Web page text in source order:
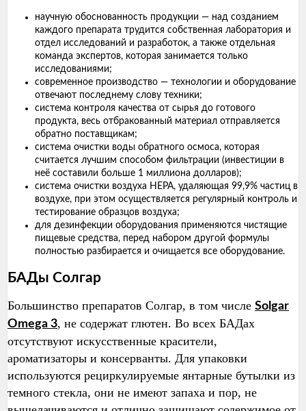
научную обоснованность продукции — над созданием
каждого препарата трудится собственная лаборатория и
отдел исследований и разработок, а также отдельная
команда экспертов, которая занимается только
исследованиями;
современное производство — технологии и оборудование
отвечают последнему слову техники;
система контроля качества от сырья до готового
продукта, весь отбракованный материал отправляется
обратно поставщикам;
система очистки воды обратного осмоса, которая
считается лучшим способом фильтрации (инвестиции в
неё составили больше 1 миллиона долларов);
система очистки воздуха HEPA, удаляющая 99,9% частиц в
воздухе, при этом осуществляется регулярный контроль и
тестирование образцов воздуха;
для дезинфекции оборудования применяются чистящие
пищевые средства, перед набором другой формулы
полностью разбирается и очищается все оборудование.
БАДы Солгар
Большинство препаратов Солгар, в том числе Solgar
Omega 3, не содержат глютен. Во всех БАДах
отсутствуют искусственные красители,
ароматизаторы и консерванты. Для упаковки
используются рециркулируемые янтарные бутылки из
темного стекла, они не имеют запаха и пор, не